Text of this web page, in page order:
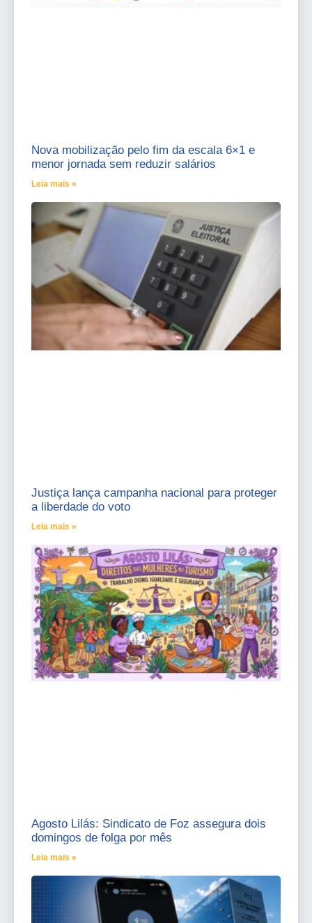
Nova mobilização pelo fim da escala 6×1 e
menor jornada sem reduzir salários
Leia mais »
Justiça lança campanha nacional para proteger
a liberdade do voto
Leia mais »
Agosto Lilás: Sindicato de Foz assegura dois
domingos de folga por mês
Leia mais »